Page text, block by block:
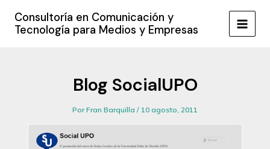
contenido
Consultoría en Comunicación y
Tecnología para Medios y Empresas
MAIN
Blog SocialUPO
PorFran Barquilla / 10 agosto, 2011